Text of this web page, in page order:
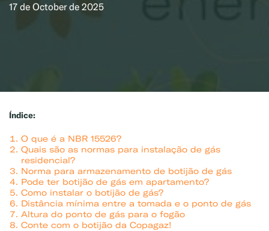
17 de October de 2025
Índice:
O que é a NBR 15526?
Quais são as normas para instalação de gás
residencial?
Norma para armazenamento de botijão de gás
Pode ter botijão de gás em apartamento?
Como instalar o botijão de gás?
Distância mínima entre a tomada e o ponto de gás
Altura do ponto de gás para o fogão
Conte com o botijão da Copagaz!